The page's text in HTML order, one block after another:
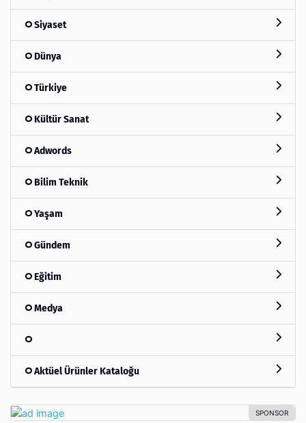
Siyaset
Dünya
Türkiye
Kültür Sanat
Adwords
Bilim Teknik
Yaşam
Gündem
Eğitim
Medya
Aktüel Ürünler Kataloğu